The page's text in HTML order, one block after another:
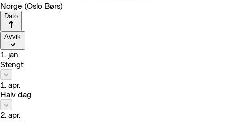
Norge (Oslo Børs)
Dato
Avvik
1. jan.
Stengt
1. apr.
Halv dag
2. apr.